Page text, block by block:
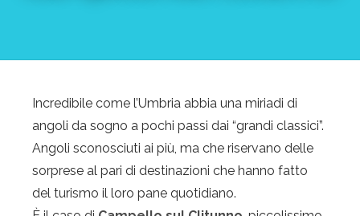
Incredibile come l’Umbria abbia una miriadi di
angoli da sogno a pochi passi dai “grandi classici”.
Angoli sconosciuti ai più, ma che riservano delle
sorprese al pari di destinazioni che hanno fatto
del turismo il loro pane quotidiano.